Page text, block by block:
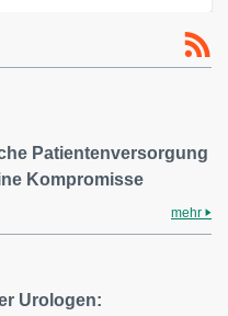
Patientenversorgung
Kompromisse
mehr
Urologen: